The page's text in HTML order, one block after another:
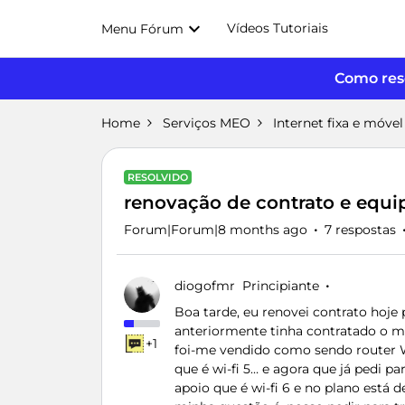
Menu Fórum Vídeos Tutoriais
Como
Home Serviços MEO Internet fixa e móvel
RESOLVIDO
renovação de contrato e
Forum|Forum|8 months ago 7 respostas
+1
diogofmr Principiante
Boa tarde, eu renovei contrato hoje
anteriormente tinha contratado o
foi-me vendido como sendo router
que é wi-fi 5… e agora que já pedi
apoio que é wi-fi 6 e no plano está